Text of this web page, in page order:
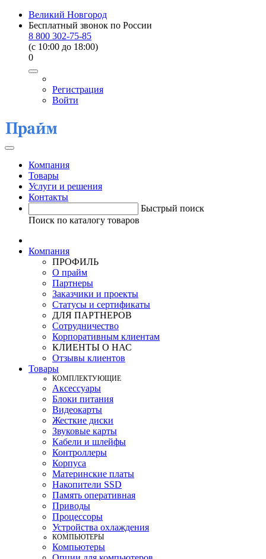
Великий Новгород
Бесплатный звонок по России
8 800 302-75-85
(c 10:00 до 18:00)
0
Регистрация
Войти
Компания
Товары
Услуги и решения
Контакты
Быстрый поиск
Поиск по каталогу товаров
Компания
ПРОФИЛЬ
О прайм
Партнеры
Заказчики и проекты
Статусы и сертификаты
ДЛЯ ПАРТНЕРОВ
Сотрудничество
Корпоративным клиентам
КЛИЕНТЫ О НАС
Отзывы клиентов
Товары
КOМПЛЕКТУЮЩИЕ
Аксессуары
Блоки питания
Видеокарты
Жесткие диски
Звуковые карты
Кабели и шлейфы
Контроллеры
Корпуса
Материнские платы
Накопители SSD
Память оперативная
Приводы
Процессоры
Устройства охлаждения
КОМПЬЮТЕРЫ
Компьютеры